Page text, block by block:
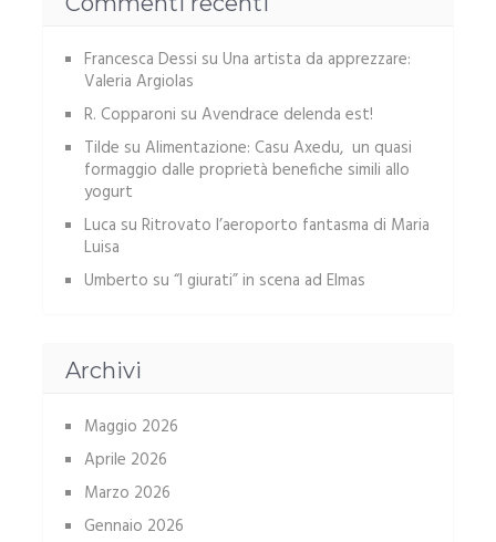
Francesca Dessi su Una artista da apprezzare:
Valeria Argiolas
R. Copparoni su Avendrace delenda est!
Tilde su Alimentazione: Casu Axedu, un quasi
formaggio dalle proprietà benefiche simili allo
yogurt
Luca su Ritrovato l’aeroporto fantasma di Maria
Luisa
Umberto su “I giurati” in scena ad Elmas
Archivi
Maggio 2026
Aprile 2026
Marzo 2026
Gennaio 2026